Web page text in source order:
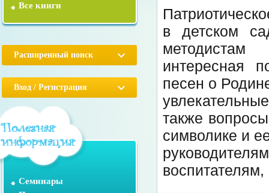
Все книги
Расширенный поиск
Вход / Регистрация
Семинары
в детском
интересная
песен о
также
символике и